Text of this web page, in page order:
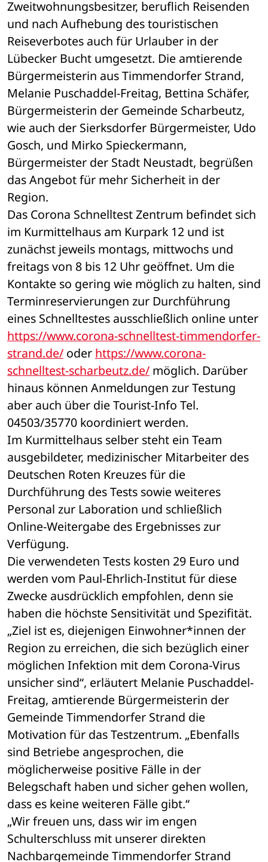
Zweitwohnungsbesitzer, beruflich Reisenden
und nach Aufhebung des touristischen
Reiseverbotes auch für Urlauber in der
Lübecker Bucht umgesetzt. Die amtierende
Bürgermeisterin aus Timmendorfer Strand,
Melanie Puschaddel-Freitag, Bettina Schäfer,
Bürgermeisterin der Gemeinde Scharbeutz,
wie auch der Sierksdorfer Bürgermeister, Udo
Gosch, und Mirko Spieckermann,
Bürgermeister der Stadt Neustadt, begrüßen
das Angebot für mehr Sicherheit in der
Region.
Das Corona Schnelltest Zentrum befindet sich
im Kurmittelhaus am Kurpark 12 und ist
zunächst jeweils montags, mittwochs und
freitags von 8 bis 12 Uhr geöffnet. Um die
Kontakte so gering wie möglich zu halten, sind
Terminreservierungen zur Durchführung
https://www.corona-schnelltest-timmendorfer-
strand.de/ oder https://www.corona-
schnelltest-scharbeutz.de/ möglich. Darüber
hinaus können Anmeldungen zur Testung
aber auch über die Tourist-Info Tel.
04503/35770 koordiniert werden.
Im Kurmittelhaus selber steht ein Team
ausgebildeter, medizinischer Mitarbeiter des
Deutschen Roten Kreuzes für die
Durchführung des Tests sowie weiteres
Personal zur Laboration und schließlich
Online-Weitergabe des Ergebnisses zur
Verfügung.
Die verwendeten Tests kosten 29 Euro und
werden vom Paul-Ehrlich-Institut für diese
Zwecke ausdrücklich empfohlen, denn sie
haben die höchste Sensitivität und Spezifität.
„Ziel ist es, diejenigen Einwohner*innen der
Region zu erreichen, die sich bezüglich einer
möglichen Infektion mit dem Corona-Virus
unsicher sind“, erläutert Melanie Puschaddel-
Freitag, amtierende Bürgermeisterin der
Gemeinde Timmendorfer Strand die
Motivation für das Testzentrum. „Ebenfalls
sind Betriebe angesprochen, die
möglicherweise positive Fälle in der
Belegschaft haben und sicher gehen wollen,
dass es keine weiteren Fälle gibt.“
„Wir freuen uns, dass wir im engen
Schulterschluss mit unserer direkten
Nachbargemeinde Timmendorfer Strand